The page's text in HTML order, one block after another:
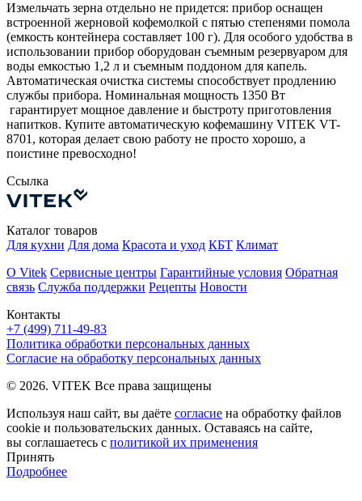
Измельчать зерна отдельно не придется: прибор оснащен
встроенной жерновой кофемолкой с пятью степенями помола
(емкость контейнера составляет 100 г). Для особого удобства в
использовании прибор оборудован съемным резервуаром для
воды емкостью 1,2 л и съемным поддоном для капель.
Автоматическая очистка системы способствует продлению
службы прибора. Номинальная мощность 1350 Вт
гарантирует мощное давление и быстроту приготовления
напитков. Купите автоматическую кофемашину VITEK VT-
8701, которая делает свою работу не просто хорошо, а
поистине превосходно!
Ссылка
Контакты
+7 (499) 711-49-83
Каталог товаров
Для кухни Для дома Красота и уход КБТ Климат
О Vitek Сервисные центры Гарантийные условия Обратная
связь Служба поддержки Рецепты Новости
Политика обработки персональных данных
Согласие на обработку персональных данных
© 2026. VITEK Все права защищены
Используя наш сайт, вы даёте согласие на обработку файлов
cookie и пользовательских данных. Оставаясь на сайте,
вы соглашаетесь с политикой их применения
Принять
Подробнее